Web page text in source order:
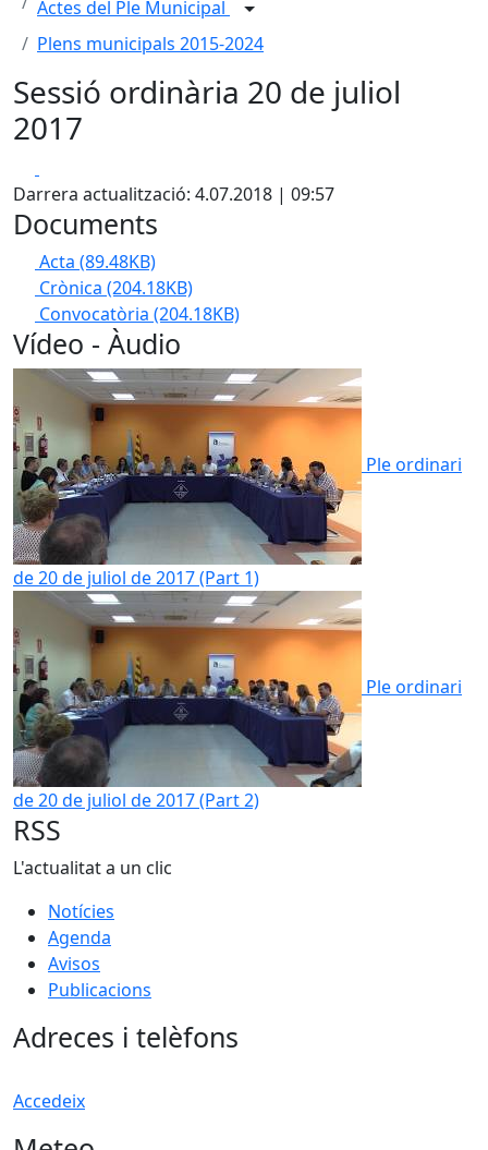
Actes del Ple Municipal
Plens municipals 2015-2024
Sessió ordinària 20 de juliol
2017
Darrera actualització: 4.07.2018 | 09:57
Documents
Acta (89.48KB)
Crònica (204.18KB)
Convocatòria (204.18KB)
Vídeo - Àudio
Ple ordinari
de 20 de juliol de 2017 (Part 1)
Ple ordinari
de 20 de juliol de 2017 (Part 2)
RSS
L'actualitat a un clic
Notícies
Agenda
Avisos
Publicacions
Adreces i telèfons
Accedeix